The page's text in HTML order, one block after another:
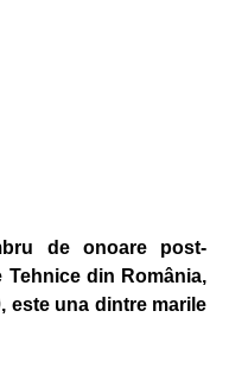
de onoare post-
Tehnice din România,
este una dintre marile